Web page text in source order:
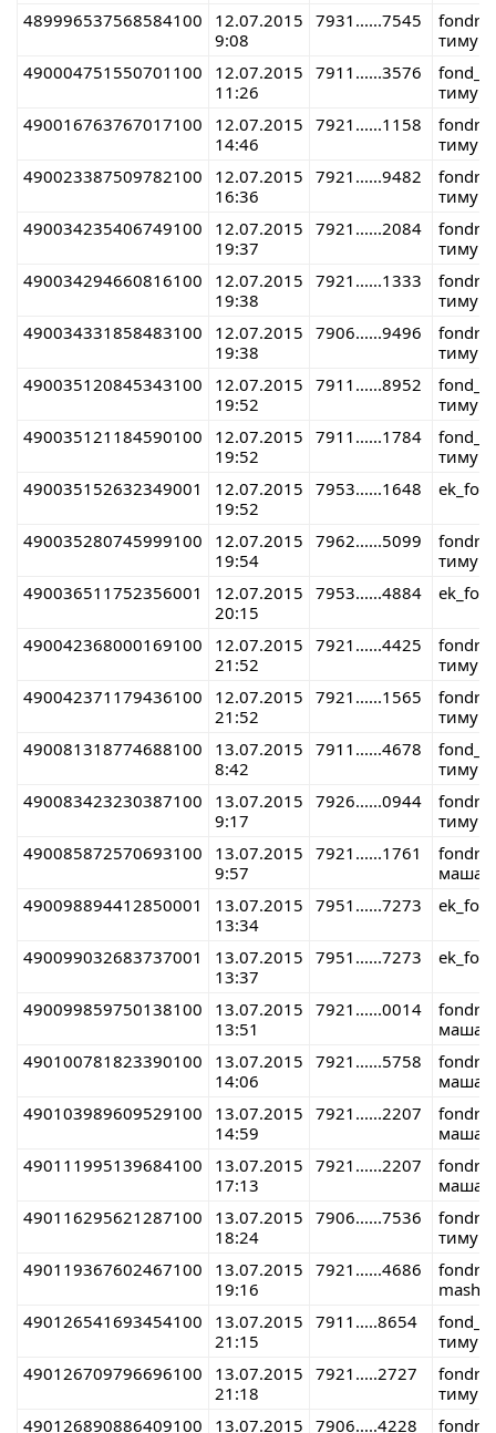
489996537568584100
12.07.2015
9:08
7931......7545
тимур
490004751550701100
12.07.2015
11:26
7911......3576
тимур
490016763767017100
12.07.2015
14:46
7921......1158
тимур
490023387509782100
12.07.2015
16:36
7921......9482
тимур
490034235406749100
12.07.2015
19:37
7921......2084
тимур
490034294660816100
12.07.2015
19:38
7921......1333
тимур
490034331858483100
12.07.2015
19:38
7906......9496
тимур
490035120845343100
12.07.2015
19:52
7911......8952
тимур
490035121184590100
12.07.2015
19:52
7911......1784
тимур
490035152632349001
12.07.2015
19:52
7953......1648
490035280745999100
12.07.2015
19:54
7962......5099
тимур
490036511752356001
12.07.2015
20:15
7953......4884
490042368000169100
12.07.2015
21:52
7921......4425
тимур
490042371179436100
12.07.2015
21:52
7921......1565
тимур
490081318774688100
13.07.2015
8:42
7911......4678
тимур
490083423230387100
13.07.2015
9:17
7926......0944
тимур
490085872570693100
13.07.2015
9:57
7921......1761
маша
490098894412850001
13.07.2015
13:34
7951......7273
490099032683737001
13.07.2015
13:37
7951......7273
490099859750138100
13.07.2015
13:51
7921......0014
маша
490100781823390100
13.07.2015
14:06
7921......5758
маша
490103989609529100
13.07.2015
14:59
7921......2207
маша
490111995139684100
13.07.2015
17:13
7921......2207
маша
490116295621287100
13.07.2015
18:24
7906......7536
тимур
490119367602467100
13.07.2015
19:16
7921......4686
masha
490126541693454100
13.07.2015
21:15
7911.....8654
тимур
490126709796696100
13.07.2015
21:18
7921.....2727
тимур
490126890886409100
13.07.2015 7906.....4228